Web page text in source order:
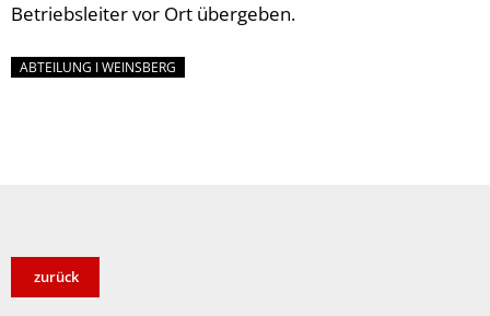
Betriebsleiter vor Ort übergeben.
ABTEILUNG I WEINSBERG
zurück